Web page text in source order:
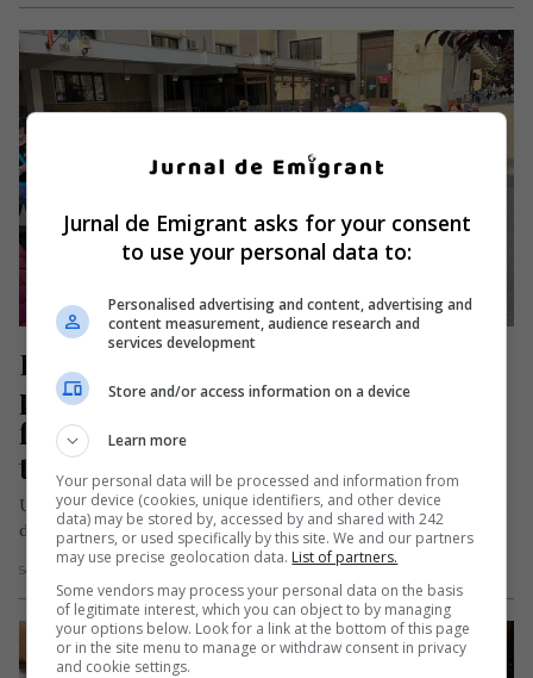
Primul tren cu îngrijitori români a
plecat spre Austria. Pasagerii au
fost obligați să poarte măști pe
timpul călătoriei
Un număr de 74 de cetățeni români au plecat duminică, 10 mai,
din Gara de Nord a orașului Timișoara cu…
Scris de Daniela Stoica - luni, 11 mai 2020
Jurnal de Emigrant asks for your consent
to use your personal data to:
Personalised advertising and content, advertising and
content measurement, audience research and
services development
Store and/or access information on a device
Learn more
Your personal data will be processed and information from
your device (cookies, unique identifiers, and other device
data) may be stored by, accessed by and shared with 242
partners, or used specifically by this site. We and our partners
may use precise geolocation data. List of partners.
Some vendors may process your personal data on the basis
of legitimate interest, which you can object to by managing
your options below. Look for a link at the bottom of this page
or in the site menu to manage or withdraw consent in privacy
and cookie settings.